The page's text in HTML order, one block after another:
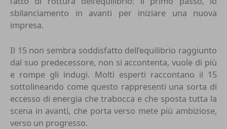
sbilanciamento in avanti per iniziare una nuova
impresa.
Il 15 non sembra soddisfatto dell’equilibrio raggiunto
dal suo predecessore, non si accontenta, vuole di più
e rompe gli indugi. Molti esperti raccontano il 15
sottolineando come questo rappresenti una sorta di
eccesso di energia che trabocca e che sposta tutta la
scena in avanti, che porta verso mete più ambiziose,
verso un progresso.